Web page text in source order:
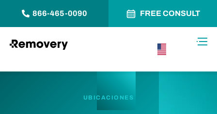
866-465-0090 FREE CONSULT
UBICACIONES